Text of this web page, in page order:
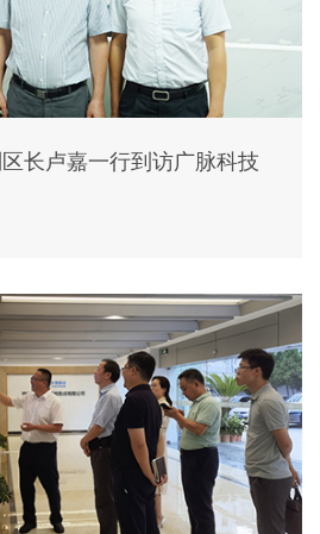
长卢嘉一行到访广脉科技